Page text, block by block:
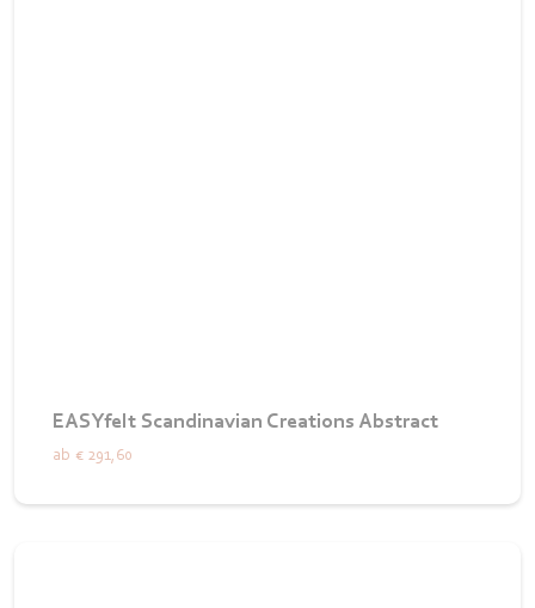
EASYfelt Scandinavian Creations Abstract
ab € 291,60